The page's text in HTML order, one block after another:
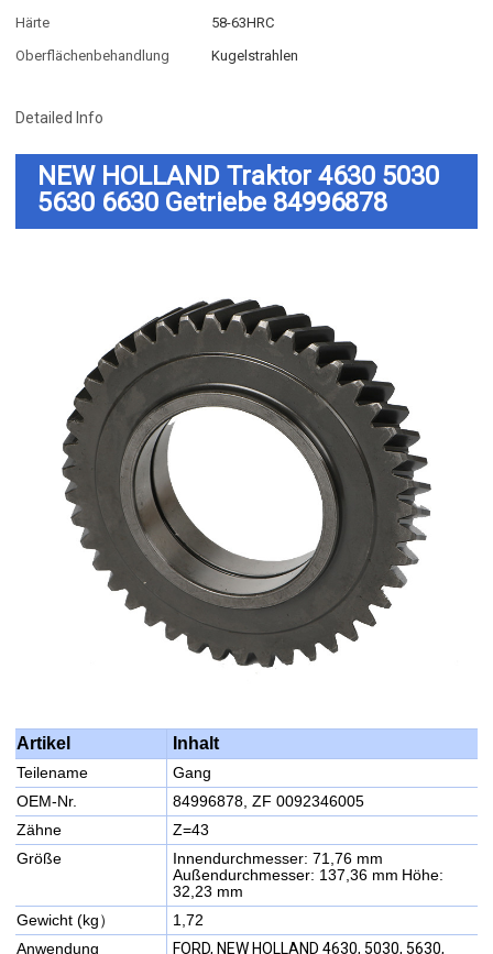
Härte
58-63HRC
Oberflächenbehandlung
Kugelstrahlen
Detailed Info
NEW HOLLAND Traktor 4630 5030
5630 6630 Getriebe 84996878
Artikel Inhalt
Teilename
Gang
OEM-Nr.
84996878, ZF 0092346005
Zähne
Z=43
Größe
Innendurchmesser: 71,76 mm
Außendurchmesser: 137,36 mm Höhe:
32,23 mm
Gewicht (kg）
1,72
Anwendung
FORD, NEW HOLLAND 4630, 5030, 5630,